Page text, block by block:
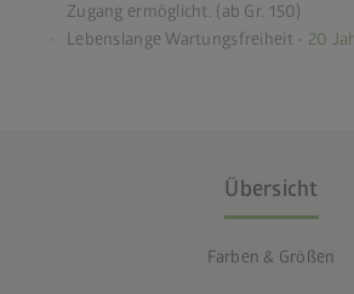
Zugang ermöglicht. (ab Gr. 150)
Lebenslange Wartungsfreiheit - 20
Übersicht
Farben & Größen